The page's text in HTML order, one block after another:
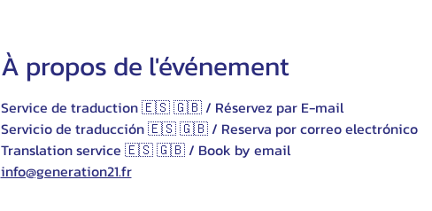
À propos de l'événement
Service de traduction 🇪🇸 🇬🇧 / Réservez par E-mail
Servicio de traducción 🇪🇸 🇬🇧 / Reserva por correo electrónico
Translation service 🇪🇸 🇬🇧 / Book by email
info@generation21.fr